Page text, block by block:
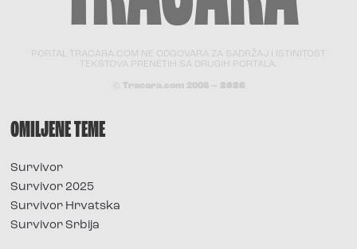
PORTAL TRACARA.COM NE ODGOVARA ZA SADRŽAJ I ISTINITOST
TEKSTOVA PRENETIH SA DRUGIH PORTALA.
© Tracara.com 2008 – 2026
OMILJENE TEME
Survivor
Survivor 2025
Survivor Hrvatska
Survivor Srbija